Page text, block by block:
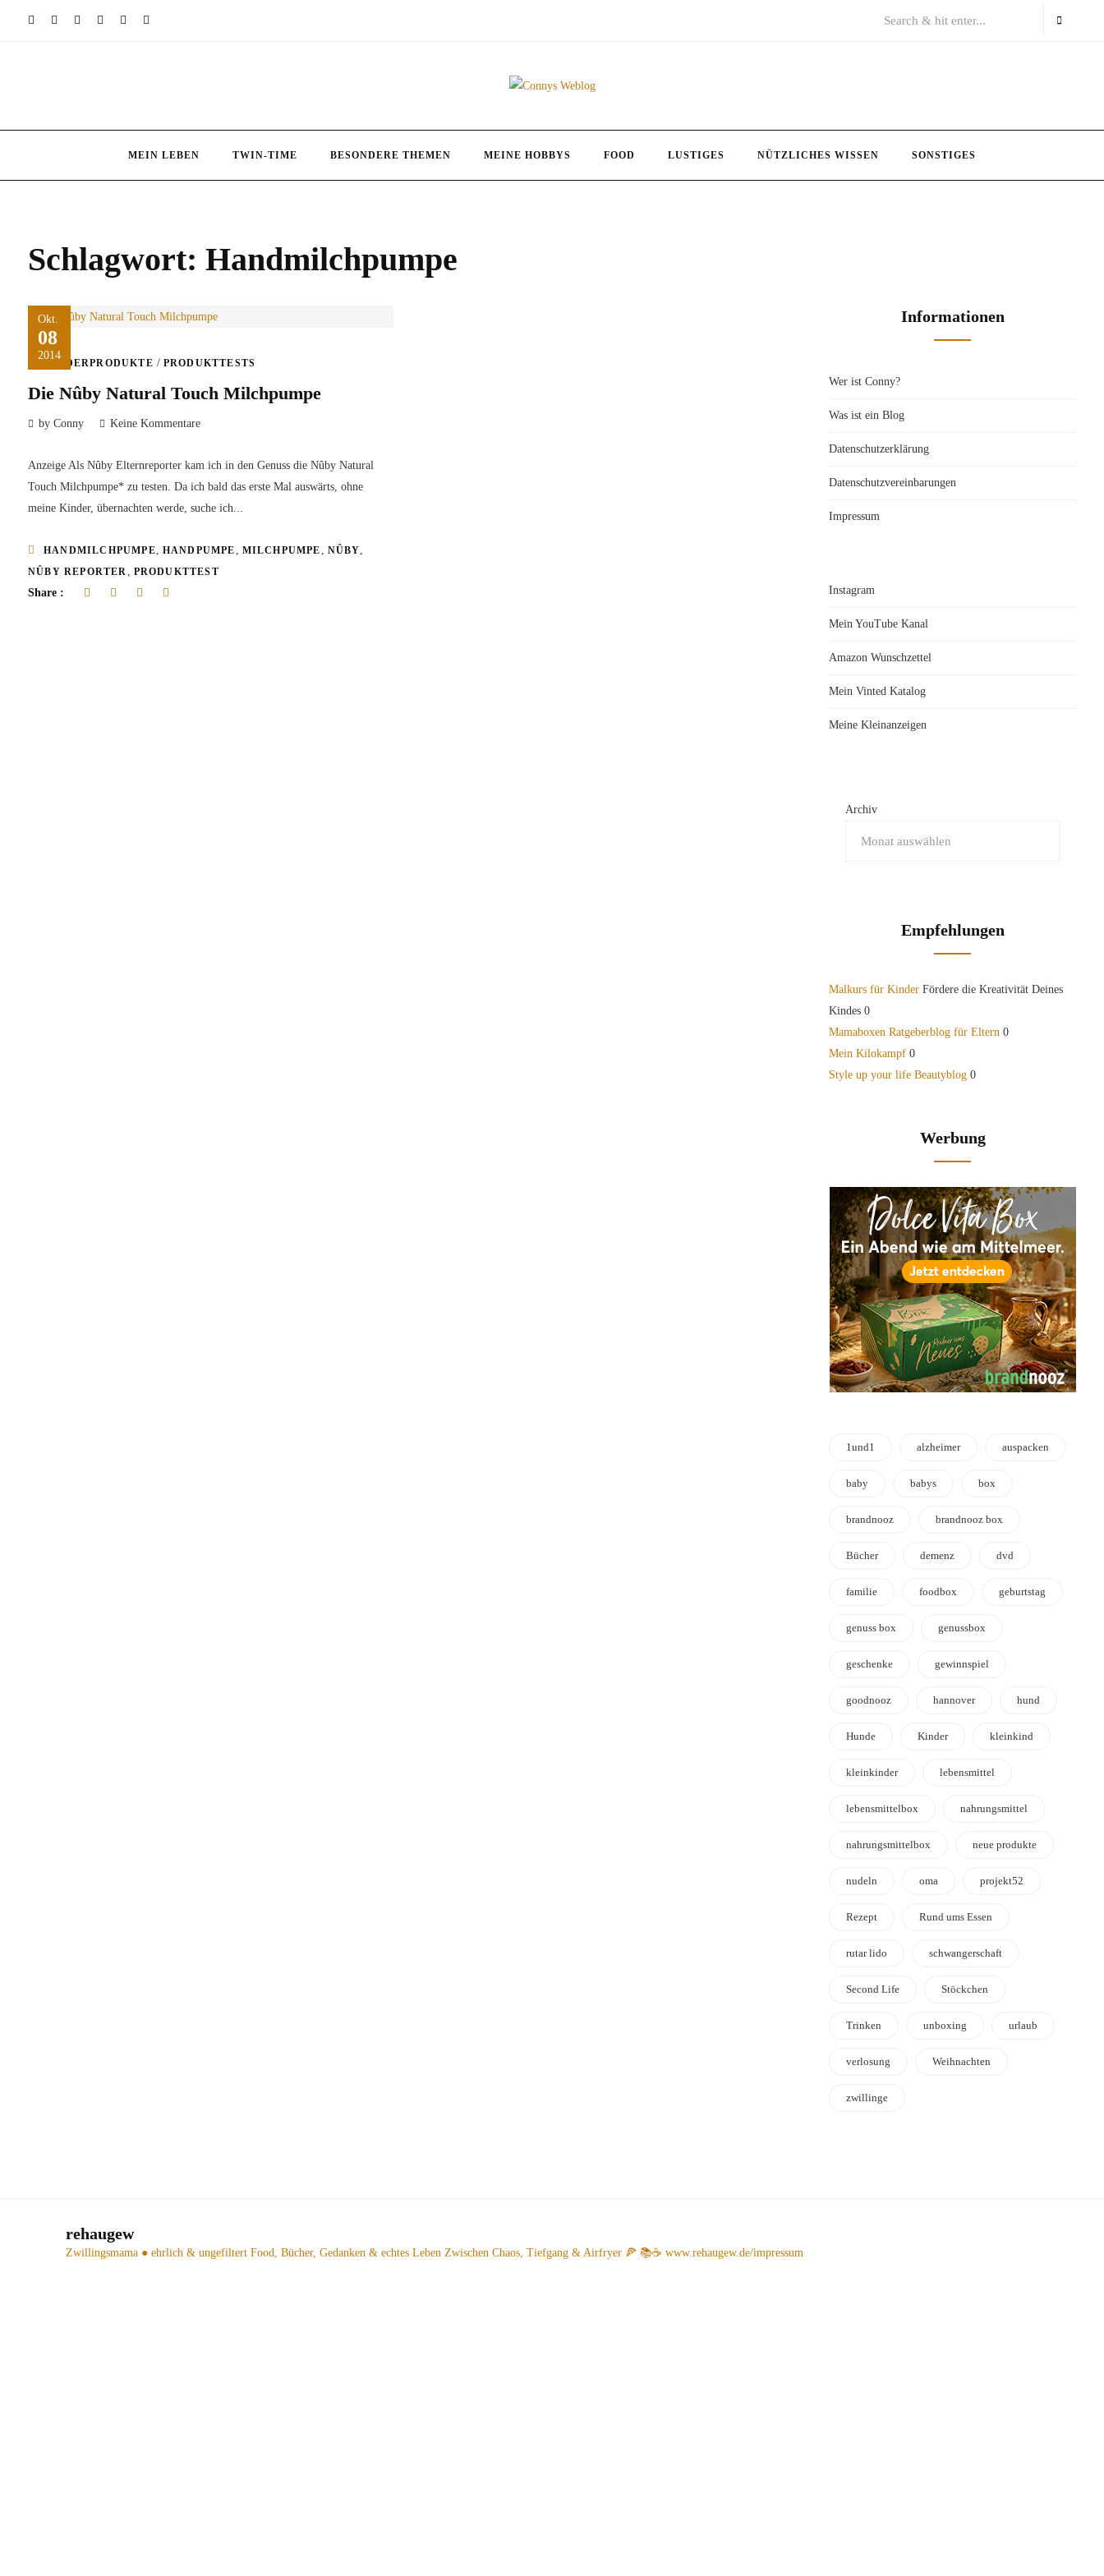
MEIN LEBEN TWIN-TIME BESONDERE THEMEN MEINE HOBBYS FOOD LUSTIGES NÜTZLICHES WISSEN SONSTIGES
Schlagwort: Handmilchpumpe
Okt.
08
2014
KINDERPRODUKTE / PRODUKTTESTS
Die Nûby Natural Touch Milchpumpe
by Conny Keine Kommentare
Anzeige Als Nûby Elternreporter kam ich in den Genuss die Nûby Natural
Touch Milchpumpe* zu testen. Da ich bald das erste Mal auswärts, ohne
meine Kinder, übernachten werde, suche ich...
HANDMILCHPUMPE HANDPUMPE MILCHPUMPE NÛBY
NÛBY REPORTER PRODUKTTEST
Share :
Informationen
Wer ist Conny?
Was ist ein Blog
Datenschutzerklärung
Datenschutzvereinbarungen
Impressum
Instagram
Mein YouTube Kanal
Amazon Wunschzettel
Mein Vinted Katalog
Meine Kleinanzeigen
Archiv
Empfehlungen
Malkurs für Kinder Fördere die Kreativität Deines
Kindes 0
Mamaboxen Ratgeberblog für Eltern 0
Mein Kilokampf 0
Style up your life Beautyblog 0
Werbung
1und1 alzheimer auspacken
baby babys box
brandnooz brandnooz box
Bücher demenz dvd
familie foodbox geburtstag
genuss box genussbox
geschenke gewinnspiel
goodnooz hannover hund
Hunde Kinder kleinkind
kleinkinder lebensmittel
lebensmittelbox nahrungsmittel
nahrungsmittelbox neue produkte
nudeln oma projekt52
Rezept Rund ums Essen
rutar lido schwangerschaft
Second Life Stöckchen
Trinken unboxing urlaub
verlosung Weihnachten
zwillinge
rehaugew
Zwillingsmama ● ehrlich & ungefiltert Food, Bücher, Gedanken & echtes Leben Zwischen Chaos, Tiefgang & Airfryer 🍕 📚☕️ www.rehaugew.de/impressum